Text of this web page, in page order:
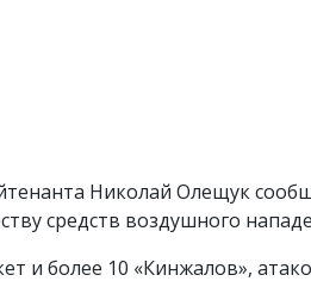
Николай Олещук
средств воздушного
и более 10 «Кинжалов»,